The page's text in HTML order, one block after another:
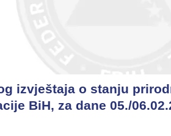
izvještaja o stanju
BiH, za dane 05./